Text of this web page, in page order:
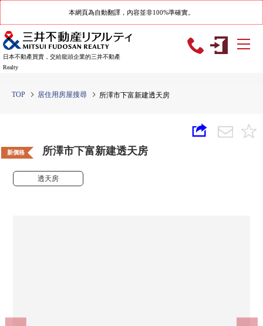
本網頁為自動翻譯，內容並非100%準確實。
日本不動產買賣，交給龍頭企業的三井不動產
Realty
TOP 居住用房屋搜尋 所澤市下富新建透天房
新價格 所澤市下富新建透天房
透天房